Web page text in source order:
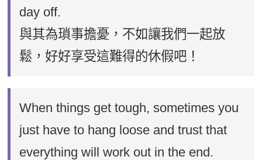
day off.
與其為瑣事擔憂，不如讓我們一起放
鬆，好好享受這難得的休假吧！
When things get tough, sometimes you
just have to hang loose and trust that
everything will work out in the end.